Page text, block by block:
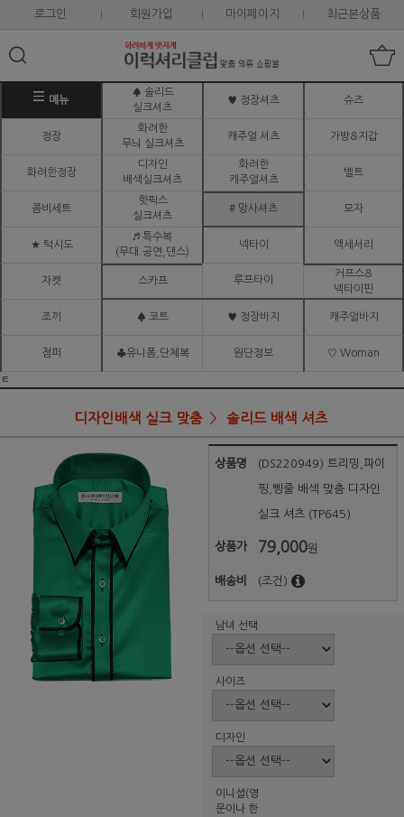
로그인 회원가입 마이페이지 최근본상품
메뉴
♠ 솔리드
실크셔츠
♥ 정장셔츠 슈즈
정장
화려한
무늬 실크셔츠
캐주얼 셔츠 가방&지갑
화려한정장
디자인
배색실크셔츠
화려한
캐주얼셔츠
벨트
콤비세트
핫픽스
실크셔츠
# 망사셔츠 모자
★ 턱시도
♬ 특수복
(무대.공연,댄스)
넥타이 액세서리
자켓 스카프 루프타이
커프스&
넥타이핀
조끼 ♠ 코트 ♥ 정장바지 캐주얼바지
점퍼 ♣유니폼,단체복 원단정보 ♡ Woman
ㅌ
디자인배색 실크 맞춤 솔리드 배색 셔츠
상품명 (DS220949) 트리밍,파이
핑,삥줄 배색 맞춤 디자인
실크 셔츠 (TP645)
상품가 79,000원
배송비 (조건)
남녀 선택
사이즈
디자인
이니셜(영
문이나 한